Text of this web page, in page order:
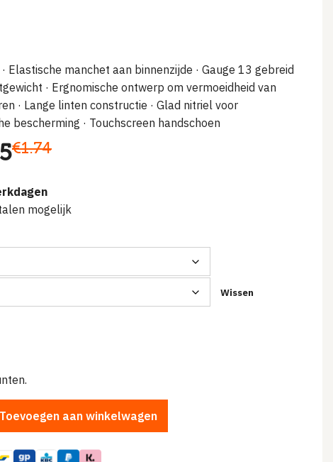
· Elastische manchet aan binnenzijde · Gauge 13 gebreid
· Ergnomische ontwerp om vermoeidheid van
· Lange linten constructie · Glad nitriel voor
bescherming · Touchscreen handschoen
€1.74
mogelijk
Wissen
Toevoegen aan winkelwagen